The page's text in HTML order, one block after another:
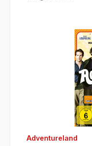
Adventureland